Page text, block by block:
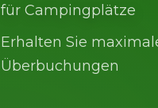
für Campingplätze
Erhalten Sie
Überbuchungen